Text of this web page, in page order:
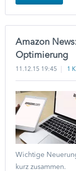
Amazon
Optimierung
11.12.15 19:45 1
Wichtige
kurz zusammen.